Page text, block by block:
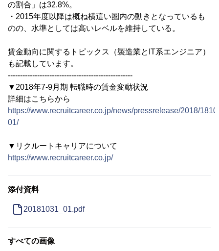
の割合」は32.8%。
・2015年度以降は概ね横這い圏内の動きとなっているも
のの、水準としては高いレベルを維持している。
賃金動向に関するトピックス（製造業とIT系エンジニア）
も記載しています。
---------------------------------------------------
▼2018年7-9月期 転職時の賃金変動状況
詳細はこちらから
https://www.recruitcareer.co.jp/news/pressrelease/2018/
01/
▼リクルートキャリアについて
https://www.recruitcareer.co.jp/
添付資料
20181031_01.pdf
すべての画像